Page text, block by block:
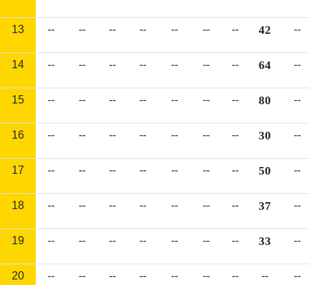
13 -- -- -- -- -- -- -- 42 --
14 -- -- -- -- -- -- -- 64 --
15 -- -- -- -- -- -- -- 80 --
16 -- -- -- -- -- -- -- 30 --
17 -- -- -- -- -- -- -- 50 --
18 -- -- -- -- -- -- -- 37 --
19 -- -- -- -- -- -- -- 33 --
20 -- -- -- -- -- -- -- -- --